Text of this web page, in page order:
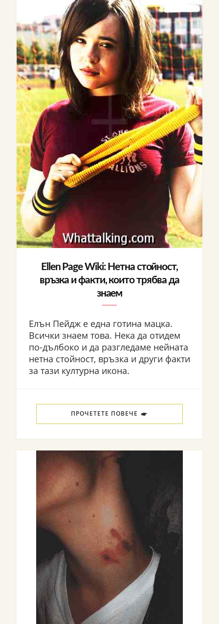
Ellen Page Wiki: Нетна стойност,
връзка и факти, които трябва да
знаем
Елън Пейдж е една готина мацка.
Всички знаем това. Нека да отидем
по-дълбоко и да разгледаме нейната
нетна стойност, връзка и други факти
за тази културна икона.
ПРОЧЕТЕТЕ ПОВЕЧЕ